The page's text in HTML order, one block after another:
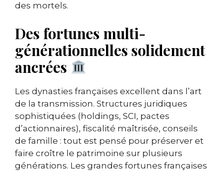
des mortels.
Des fortunes multi-
générationnelles solidement
ancrées
Les dynasties françaises excellent dans l’art
de la transmission. Structures juridiques
sophistiquées (holdings, SCI, pactes
d’actionnaires), fiscalité maîtrisée, conseils
de famille : tout est pensé pour préserver et
faire croître le patrimoine sur plusieurs
générations. Les grandes fortunes françaises